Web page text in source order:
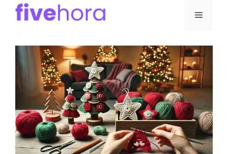
Pular
para
conteúdo
Menu